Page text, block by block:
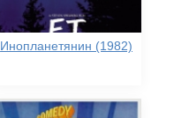
Инопланетянин (1982)